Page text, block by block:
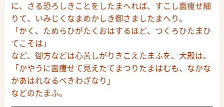
に、さる恐ろしきことをしたまへれば、すこし面痩せ細
りて、いみじくなまめかしき御さましたまへり。
「かく、ためらひがたくおはするほど、つくろひたまひ
てこそは」
など、御方などは心苦しがりきこえたまふを、大殿は、
「かやうに面痩せて見えたてまつりたまはむも、なかな
かあはれなるべきわざなり」
などのたまふ。